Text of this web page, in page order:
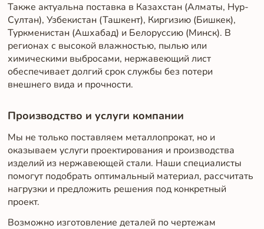
Также актуальна поставка в Казахстан (Алматы, Нур-
Султан), Узбекистан (Ташкент), Киргизию (Бишкек),
Туркменистан (Ашхабад) и Белоруссию (Минск). В
регионах с высокой влажностью, пылью или
химическими выбросами, нержавеющий лист
обеспечивает долгий срок службы без потери
внешнего вида и прочности.
Производство и услуги компании
Мы не только поставляем металлопрокат, но и
оказываем услуги проектирования и производства
изделий из нержавеющей стали. Наши специалисты
помогут подобрать оптимальный материал, рассчитать
нагрузки и предложить решения под конкретный
проект.
Возможно изготовление деталей по чертежам